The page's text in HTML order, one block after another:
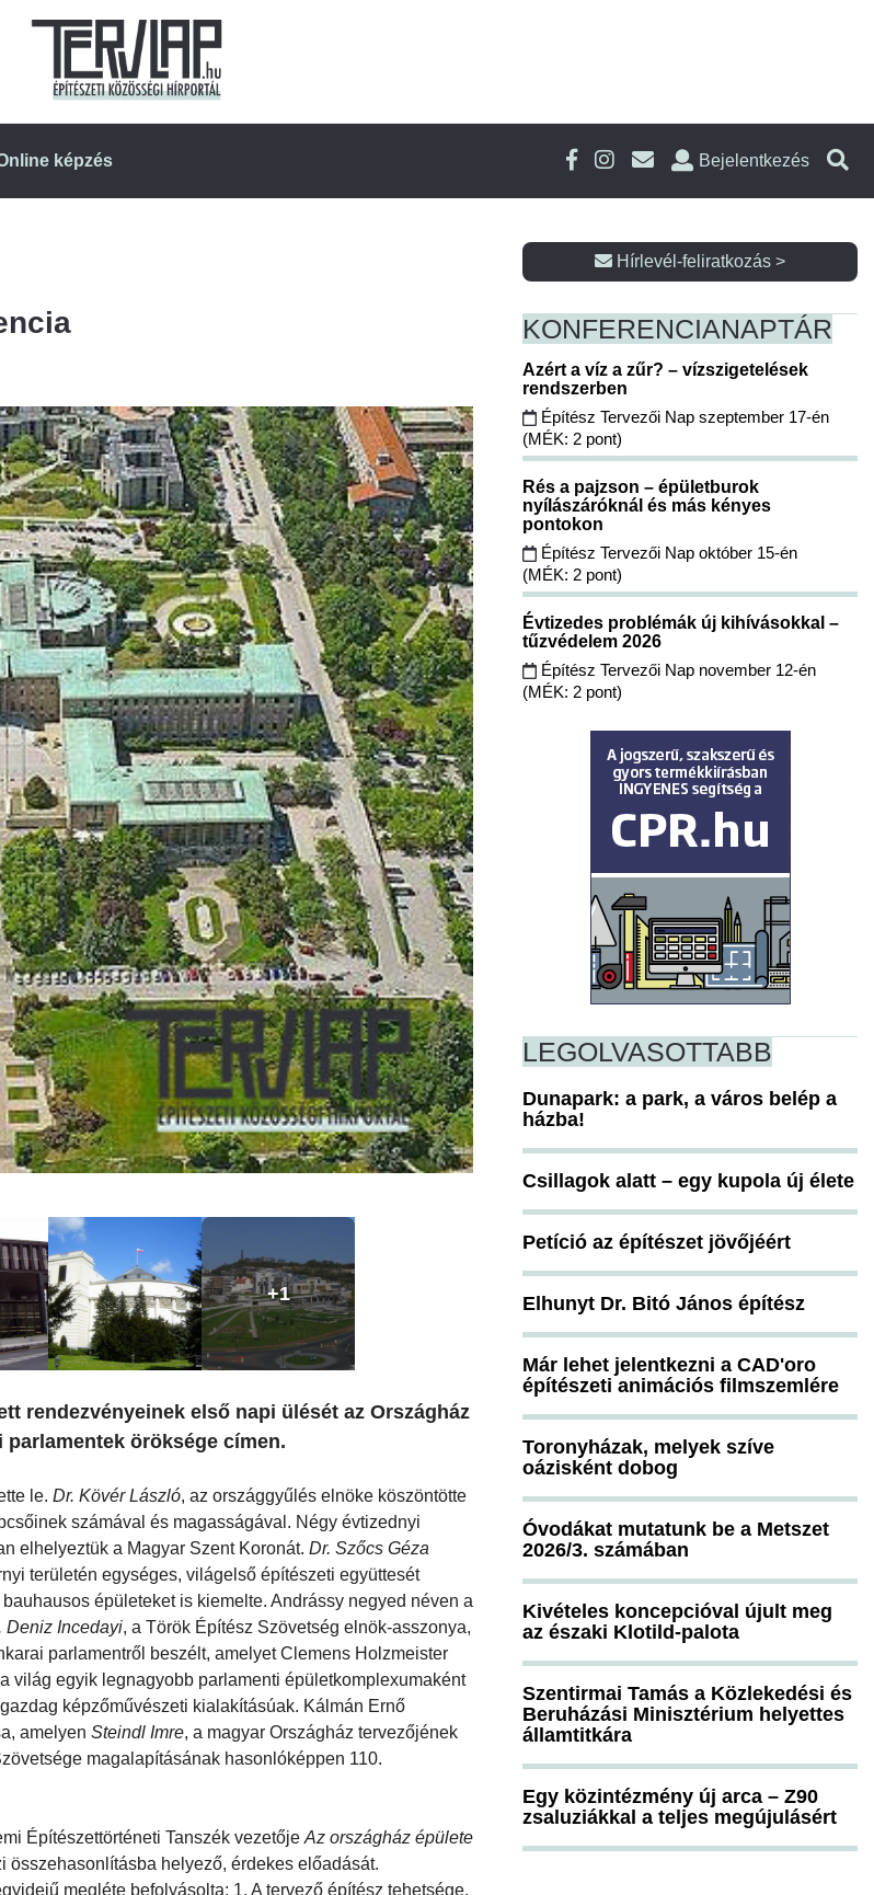
képzés Bejelentkezés
+1
rendezvényeinek első napi ülését az Országház
öröksége címen.
le. Dr. Kövér László, az országgyűlés elnöke köszöntötte
számával és magasságával. Négy évtizednyi
elhelyeztük a Magyar Szent Koronát. Dr. Szőcs Géza
területén egységes, világelső építészeti együttesét
épületeket is kiemelte. Andrássy negyed néven a
Deniz Incedayi, a Török Építész Szövetség elnök-asszonya,
parlamentről beszélt, amelyet Clemens Holzmeister
világ egyik legnagyobb parlamenti épületkomplexumaként
képzőművészeti kialakításúak. Kálmán Ernő
amelyen Steindl Imre, a magyar Országház tervezőjének
magalapításának hasonlóképpen 110.
Építészettörténeti Tanszék vezetője Az országház épülete
összehasonlításba helyező, érdekes előadását.
megléte befolyásolta: 1. A tervező építész tehetsége.
Hírlevél-feliratkozás >
KONFERENCIANAPTÁR
Azért a víz a zűr? – vízszigetelések
rendszerben
Építész Tervezői Nap szeptember 17-én
(MÉK: 2 pont)
Rés a pajzson – épületburok
nyílászáróknál és más kényes
pontokon
Építész Tervezői Nap október 15-én
(MÉK: 2 pont)
Évtizedes problémák új kihívásokkal –
tűzvédelem 2026
Építész Tervezői Nap november 12-én
(MÉK: 2 pont)
LEGOLVASOTTABB
Dunapark: a park, a város belép a
házba!
Csillagok alatt – egy kupola új élete
Petíció az építészet jövőjéért
Elhunyt Dr. Bitó János építész
Már lehet jelentkezni a CAD'oro
építészeti animációs filmszemlére
Toronyházak, melyek szíve
oázisként dobog
Óvodákat mutatunk be a Metszet
2026/3. számában
Kivételes koncepcióval újult meg
az északi Klotild-palota
Szentirmai Tamás a Közlekedési és
Beruházási Minisztérium helyettes
államtitkára
Egy közintézmény új arca – Z90
zsaluziákkal a teljes megújulásért